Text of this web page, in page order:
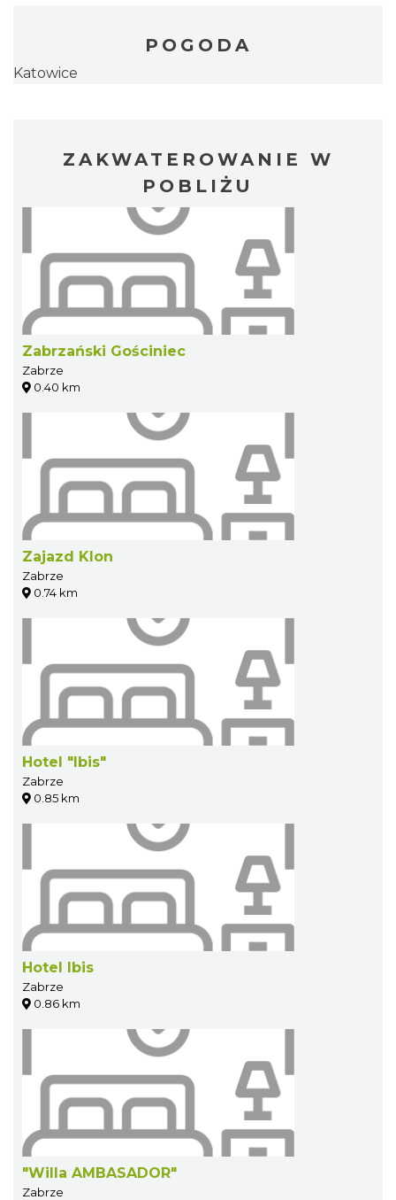
POGODA
Katowice
ZAKWATEROWANIE W
POBLIŻU
Zabrzański Gościniec
Zabrze
0.40 km
Zajazd Klon
Zabrze
0.74 km
Hotel "Ibis"
Zabrze
0.85 km
Hotel Ibis
Zabrze
0.86 km
"Willa AMBASADOR"
Zabrze